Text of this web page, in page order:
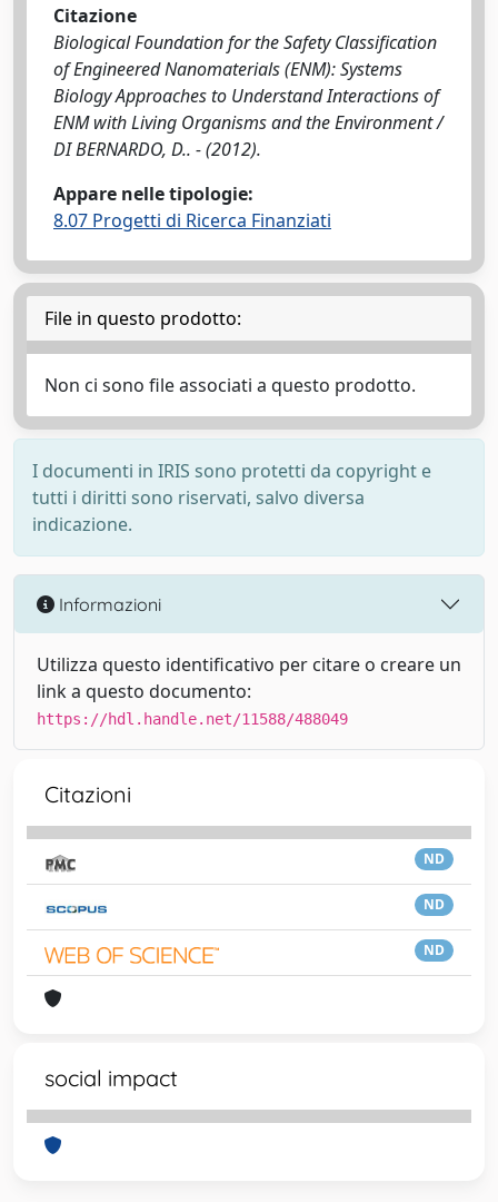
Citazione
Biological Foundation for the Safety Classification
of Engineered Nanomaterials (ENM): Systems
Biology Approaches to Understand Interactions of
ENM with Living Organisms and the Environment /
DI BERNARDO, D.. - (2012).
Appare nelle tipologie:
8.07 Progetti di Ricerca Finanziati
File in questo prodotto:
Non ci sono file associati a questo prodotto.
I documenti in IRIS sono protetti da copyright e
tutti i diritti sono riservati, salvo diversa
indicazione.
Informazioni
Utilizza questo identificativo per citare o creare un
link a questo documento:
https://hdl.handle.net/11588/488049
Citazioni
ND
ND
ND
social impact